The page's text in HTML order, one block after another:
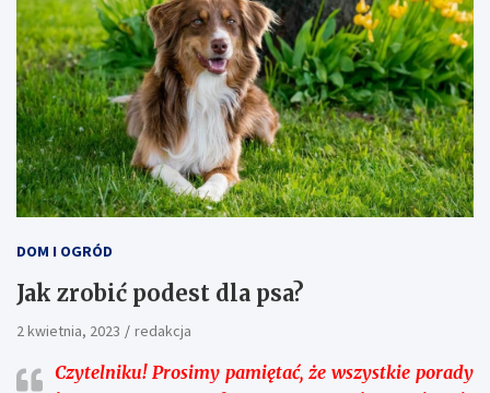
DOM I OGRÓD
Jak zrobić podest dla psa?
2 kwietnia, 2023 redakcja
Czytelniku!Prosimy pamiętać, że wszystkie porady